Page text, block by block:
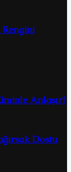
Rengini
Anlaşır?
Dostu